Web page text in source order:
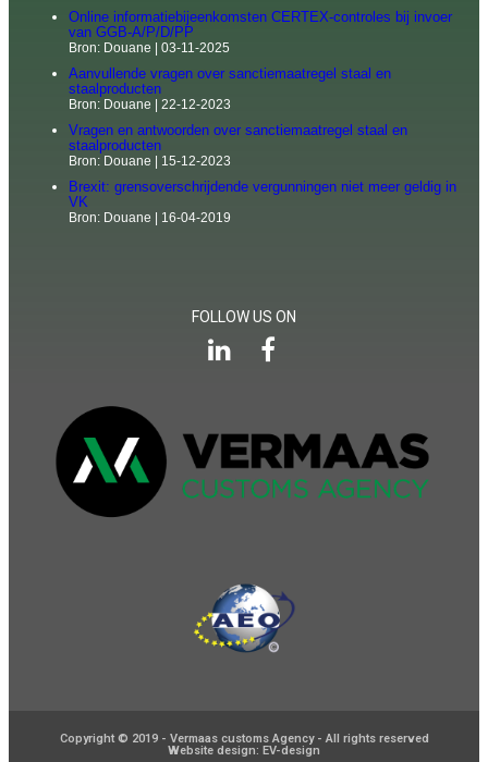
Online informatiebijeenkomsten CERTEX-controles bij invoer
van GGB-A/P/D/PP
Bron: Douane 03-11-2025
Aanvullende vragen over sanctiemaatregel staal en
staalproducten
Bron: Douane 22-12-2023
Vragen en antwoorden over sanctiemaatregel staal en
staalproducten
Bron: Douane 15-12-2023
Brexit: grensoverschrijdende vergunningen niet meer geldig in
VK
Bron: Douane 16-04-2019
FOLLOW US ON
Copyright © 2019 - Vermaas customs Agency - All rights reserved
Website design: EV-design